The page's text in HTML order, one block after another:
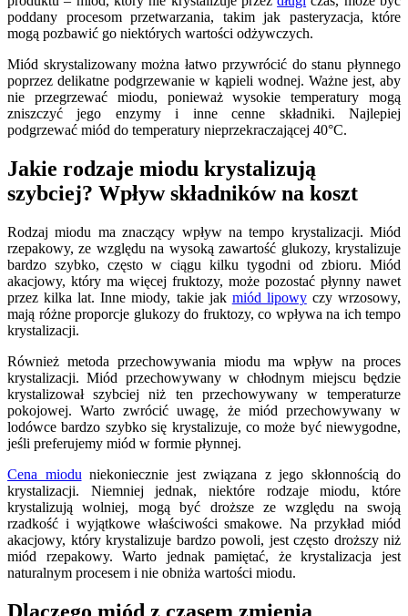
poddany procesom przetwarzania, takim jak pasteryzacja, które
mogą pozbawić go niektórych wartości odżywczych.
Miód skrystalizowany można łatwo przywrócić do stanu płynnego
poprzez delikatne podgrzewanie w kąpieli wodnej. Ważne jest, aby
nie przegrzewać miodu, ponieważ wysokie temperatury mogą
zniszczyć jego enzymy i inne cenne składniki. Najlepiej
podgrzewać miód do temperatury nieprzekraczającej 40°C.
Jakie rodzaje miodu krystalizują
szybciej? Wpływ składników na koszt
Rodzaj miodu ma znaczący wpływ na tempo krystalizacji. Miód
rzepakowy, ze względu na wysoką zawartość glukozy, krystalizuje
bardzo szybko, często w ciągu kilku tygodni od zbioru. Miód
akacjowy, który ma więcej fruktozy, może pozostać płynny nawet
przez kilka lat. Inne miody, takie jak miód lipowyczy wrzosowy,
mają różne proporcje glukozy do fruktozy, co wpływa na ich tempo
krystalizacji.
Również metoda przechowywania miodu ma wpływ na proces
krystalizacji. Miód przechowywany w chłodnym miejscu będzie
krystalizował szybciej niż ten przechowywany w temperaturze
pokojowej. Warto zwrócić uwagę, że miód przechowywany w
lodówce bardzo szybko się krystalizuje, co może być niewygodne,
jeśli preferujemy miód w formie płynnej.
Cena miodu niekoniecznie jest związana z jego skłonnością do
krystalizacji. Niemniej jednak, niektóre rodzaje miodu, które
krystalizują wolniej, mogą być droższe ze względu na swoją
rzadkość i wyjątkowe właściwości smakowe. Na przykład miód
akacjowy, który krystalizuje bardzo powoli, jest często droższy niż
miód rzepakowy. Warto jednak pamiętać, że krystalizacja jest
naturalnym procesem i nie obniża wartości miodu.